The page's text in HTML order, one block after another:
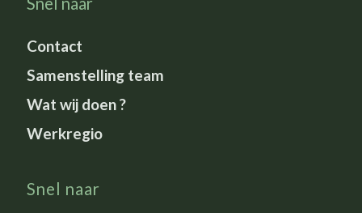
Contact
Samenstelling team
Wat wij doen ?
Werkregio
Snel naar